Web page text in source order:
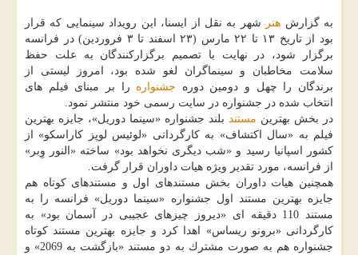
به گزارش هنر
شهر به نقل از ایسنا، این رویداد سینمایی كه قرار
بود از تاریخ ۱۳ تا ۲۲ مارس (۲۳ اسفند تا ۳ فروردین) در فرانسه
برگزار شود، در نهایت با تصمیم برگزاركنندگان به علت حفظ
سلامت مخاطبان و سینماگران لغو شده بود، امروز لیستی از
برندگان را چهل و دومین دوره جشنواره را بر مبنای فیلم های
انتخاب شده در جشنواره در سایت رسمی خود منتشر نمود.
در بخش بهترین مستند بلند جشنواره «سینما دوریل»، جایزه بهترین
فیلم به «سال اكتشاف» به كارگردانی «لوئیس لوپز كاراسكو» از
كشور اسپانیا رسید و «شب دیگری نخواهد بود» ساخته «النور وِبر»
از فرانسه، مورد تقدیر ویژه هیات داوران قرار گرفت.
همچنین هیات داوران بخش مستندهای اول و مستندهای كوتاه هم
جایزه بهترین مستند اول جشنواره «سینما دوریل» فرانسه را به
مستند 110 دقیقه ای «دیروز چیزهای عجیبی در آسمان بود» به
كارگردانی «برونو ریساس» اهدا كرد و جایزه بهترین مستند كوتاه
جشنواره هم به صورت مشترك به دو مستند «بازگشت به 2069» و